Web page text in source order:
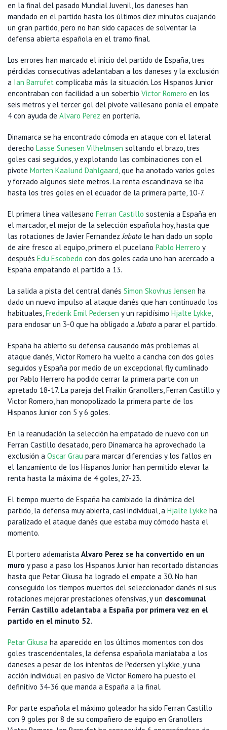
en la final del pasado Mundial Juvenil, los daneses han
mandado en el partido hasta los últimos diez minutos cuajando
un gran partido, pero no han sido capaces de solventar la
defensa abierta española en el tramo final.
Los errores han marcado el inicio del partido de España, tres
pérdidas consecutivas adelantaban a los daneses y la exclusión
a Ian Barrufet complicaba más la situación. Los Hispanos Junior
encontraban con facilidad a un soberbio Victor Romero en los
seis metros y el tercer gol del pivote vallesano ponía el empate
4 con ayuda de Alvaro Perez en portería.
Dinamarca se ha encontrado cómoda en ataque con el lateral
derecho Lasse Sunesen Vilhelmsen soltando el brazo, tres
goles casi seguidos, y explotando las combinaciones con el
pivote Morten Kaalund Dahlgaard, que ha anotado varios goles
y forzado algunos siete metros. La renta escandinava se iba
hasta los tres goles en el ecuador de la primera parte, 10-7.
El primera línea vallesano Ferran Castillo sostenía a España en
el marcador, el mejor de la selección española hoy, hasta que
las rotaciones de Javier FernandezJabato le han dado un soplo
de aire fresco al equipo, primero el pucelano Pablo Herrero y
después Edu Escobedo con dos goles cada uno han acercado a
España empatando el partido a 13.
La salida a pista del central danés Simon Skovhus Jensen ha
dado un nuevo impulso al ataque danés que han continuado los
habituales,Frederik Emil Pedersen y un rapidísimo Hjalte Lykke,
para endosar un 3-0 que ha obligado aJabato a parar el partido.
España ha abierto su defensa causando más problemas al
ataque danés, Victor Romero ha vuelto a cancha con dos goles
seguidos y España por medio de un excepcional fly cumlinado
por Pablo Herrero ha podido cerrar la primera parte con un
apretado 18-17. La pareja del Fraikin Granollers, Ferran Castillo y
Victor Romero, han monopolizado la primera parte de los
Hispanos Junior con 5 y 6 goles.
En la reanudación la selección ha empatado de nuevo con un
Ferran Castillo desatado, pero Dinamarca ha aprovechado la
exclusión a Oscar Grau para marcar diferencias y los fallos en
el lanzamiento de los Hispanos Junior han permitido elevar la
renta hasta la máxima de 4 goles, 27-23.
El tiempo muerto de España ha cambiado la dinámica del
partido, la defensa muy abierta, casi individual, a Hjalte Lykke ha
paralizado el ataque danés que estaba muy cómodo hasta el
momento.
El portero ademarista Alvaro Perez se ha convertido en un
muro y paso a paso los Hispanos Junior han recortado distancias
hasta que Petar Cikusa ha logrado el empate a 30. No han
conseguido los tiempos muertos del seleccionador danés ni sus
rotaciones mejorar prestaciones ofensivas, y un descomunal
Ferrán Castillo adelantaba a España por primera vez en el
partido en el minuto 52.
Petar Cikusa ha aparecido en los últimos momentos con dos
goles trascendentales, la defensa española maniataba a los
daneses a pesar de los intentos de Pedersen y Lykke, y una
acción individual en pasivo de Victor Romero ha puesto el
definitivo 34-36 que manda a España a la final.
Por parte española el máximo goleador ha sido Ferran Castillo
con 9 goles por 8 de su compañero de equipo en Granollers